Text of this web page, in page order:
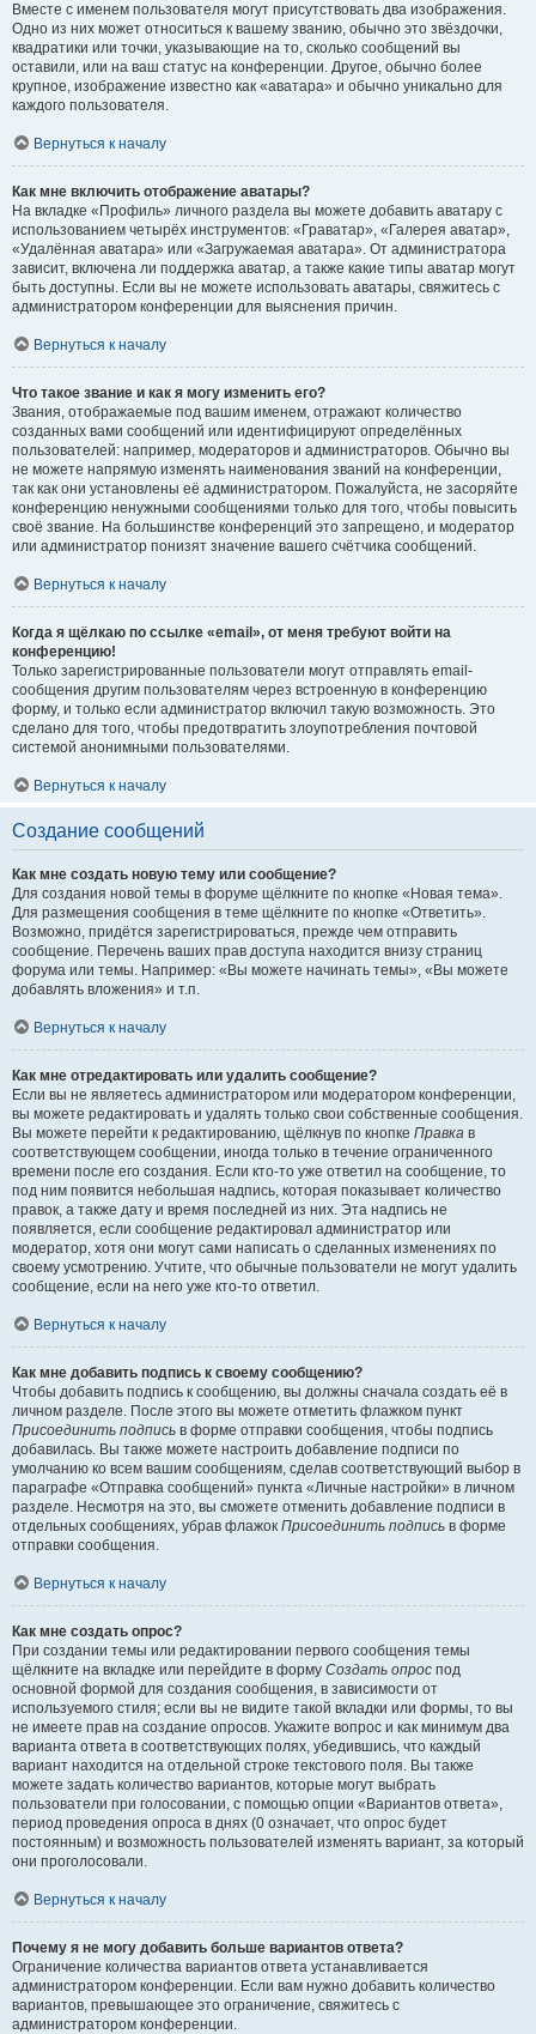
Вместе с именем пользователя могут присутствовать два изображения.
Одно из них может относиться к вашему званию, обычно это звёздочки,
квадратики или точки, указывающие на то, сколько сообщений вы
оставили, или на ваш статус на конференции. Другое, обычно более
крупное, изображение известно как «аватара» и обычно уникально для
каждого пользователя.
Вернуться к началу
Как мне включить отображение аватары?
На вкладке «Профиль» личного раздела вы можете добавить аватару с
использованием четырёх инструментов: «Граватар», «Галерея аватар»,
«Удалённая аватара» или «Загружаемая аватара». От администратора
зависит, включена ли поддержка аватар, а также какие типы аватар могут
быть доступны. Если вы не можете использовать аватары, свяжитесь с
администратором конференции для выяснения причин.
Вернуться к началу
Что такое звание и как я могу изменить его?
Звания, отображаемые под вашим именем, отражают количество
созданных вами сообщений или идентифицируют определённых
пользователей: например, модераторов и администраторов. Обычно вы
не можете напрямую изменять наименования званий на конференции,
так как они установлены её администратором. Пожалуйста, не засоряйте
конференцию ненужными сообщениями только для того, чтобы повысить
своё звание. На большинстве конференций это запрещено, и модератор
или администратор понизят значение вашего счётчика сообщений.
Вернуться к началу
Когда я щёлкаю по ссылке «email», от меня требуют войти на
конференцию!
Только зарегистрированные пользователи могут отправлять email-
сообщения другим пользователям через встроенную в конференцию
форму, и только если администратор включил такую возможность. Это
сделано для того, чтобы предотвратить злоупотребления почтовой
системой анонимными пользователями.
Вернуться к началу
Создание сообщений
Как мне создать новую тему или сообщение?
Для создания новой темы в форуме щёлкните по кнопке «Новая тема».
Для размещения сообщения в теме щёлкните по кнопке «Ответить».
Возможно, придётся зарегистрироваться, прежде чем отправить
сообщение. Перечень ваших прав доступа находится внизу страниц
форума или темы. Например: «Вы можете начинать темы», «Вы можете
добавлять вложения» и т.п.
Вернуться к началу
Как мне отредактировать или удалить сообщение?
Если вы не являетесь администратором или модератором конференции,
вы можете редактировать и удалять только свои собственные сообщения.
Вы можете перейти к редактированию, щёлкнув по кнопке Правка в
соответствующем сообщении, иногда только в течение ограниченного
времени после его создания. Если кто-то уже ответил на сообщение, то
под ним появится небольшая надпись, которая показывает количество
правок, а также дату и время последней из них. Эта надпись не
появляется, если сообщение редактировал администратор или
модератор, хотя они могут сами написать о сделанных изменениях по
своему усмотрению. Учтите, что обычные пользователи не могут удалить
сообщение, если на него уже кто-то ответил.
Вернуться к началу
Как мне добавить подпись к своему сообщению?
Чтобы добавить подпись к сообщению, вы должны сначала создать её в
личном разделе. После этого вы можете отметить флажком пункт
Присоединить подпись в форме отправки сообщения, чтобы подпись
добавилась. Вы также можете настроить добавление подписи по
умолчанию ко всем вашим сообщениям, сделав соответствующий выбор в
параграфе «Отправка сообщений» пункта «Личные настройки» в личном
разделе. Несмотря на это, вы сможете отменить добавление подписи в
отдельных сообщениях, убрав флажок Присоединить подпись в форме
отправки сообщения.
Вернуться к началу
Как мне создать опрос?
При создании темы или редактировании первого сообщения темы
щёлкните на вкладке или перейдите в форму Создать опрос под
основной формой для создания сообщения, в зависимости от
используемого стиля; если вы не видите такой вкладки или формы, то вы
не имеете прав на создание опросов. Укажите вопрос и как минимум два
варианта ответа в соответствующих полях, убедившись, что каждый
вариант находится на отдельной строке текстового поля. Вы также
можете задать количество вариантов, которые могут выбрать
пользователи при голосовании, с помощью опции «Вариантов ответа»,
период проведения опроса в днях (0 означает, что опрос будет
постоянным) и возможность пользователей изменять вариант, за который
они проголосовали.
Вернуться к началу
Почему я не могу добавить больше вариантов ответа?
Ограничение количества вариантов ответа устанавливается
администратором конференции. Если вам нужно добавить количество
вариантов, превышающее это ограничение, свяжитесь с
администратором конференции.